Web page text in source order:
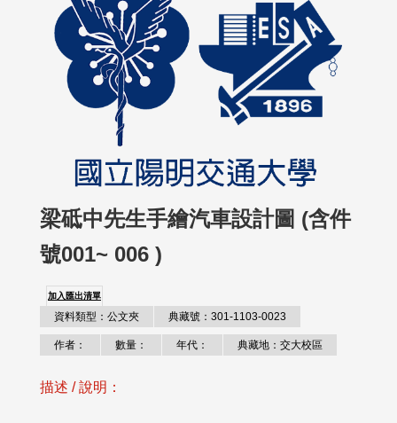
梁砥中先生手繪汽車設計圖 (含件
號001~ 006 )
加入匯出清單
資料類型：公文夾 典藏號：301-1103-0023
作者： 數量： 年代： 典藏地：交大校區
描述 / 說明：